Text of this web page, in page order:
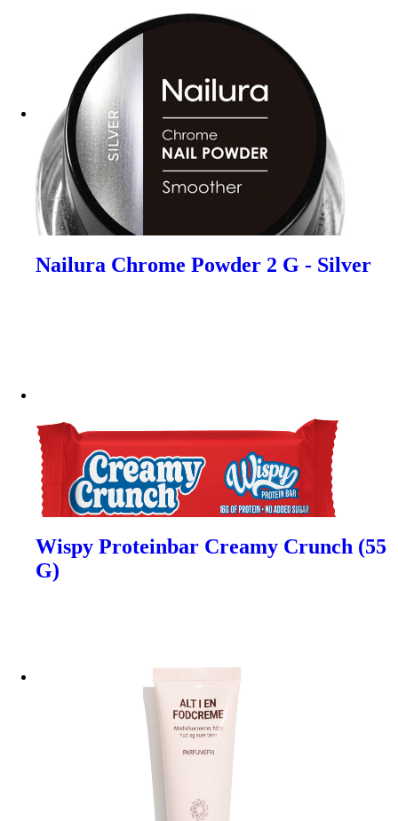
Nailura Chrome Powder 2 G - Silver
Wispy Proteinbar Creamy Crunch (55
G)